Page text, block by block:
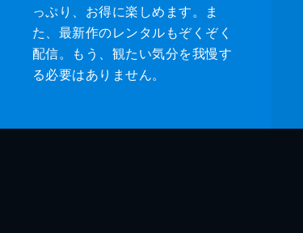
っぷり、お得に楽しめます。ま
た、最新作のレンタルもぞくぞく
配信。もう、観たい気分を我慢す
る必要はありません。